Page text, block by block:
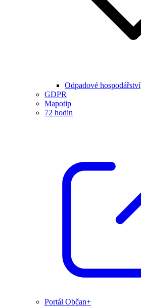
Odpadové hospodářství
GDPR
Mapotip
72 hodin
Portál Občan+